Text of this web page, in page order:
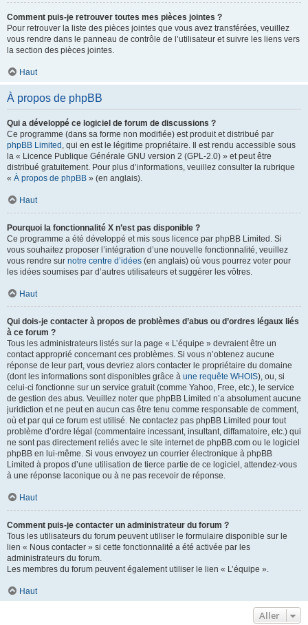
Comment puis-je retrouver toutes mes pièces jointes ?
Pour retrouver la liste des pièces jointes que vous avez transférées, veuillez
vous rendre dans le panneau de contrôle de l’utilisateur et suivre les liens vers
la section des pièces jointes.
Haut
À propos de phpBB
Qui a développé ce logiciel de forum de discussions ?
Ce programme (dans sa forme non modifiée) est produit et distribué par
phpBB Limited , qui en est le légitime propriétaire. Il est rendu accessible sous
la « Licence Publique Générale GNU version 2 (GPL-2.0) » et peut être
distribué gratuitement. Pour plus d’informations, veuillez consulter la rubrique
« À propos de phpBB » (en anglais).
Haut
Pourquoi la fonctionnalité X n’est pas disponible ?
Ce programme a été développé et mis sous licence par phpBB Limited. Si
vous souhaitez proposer l’intégration d’une nouvelle fonctionnalité, veuillez
vous rendre sur notre centre d’idées (en anglais) où vous pourrez voter pour
les idées soumises par d’autres utilisateurs et suggérer les vôtres.
Haut
Qui dois-je contacter à propos de problèmes d’abus ou d’ordres légaux liés
à ce forum ?
Tous les administrateurs listés sur la page « L’équipe » devraient être un
contact approprié concernant ces problèmes. Si vous n’obtenez aucune
réponse de leur part, vous devriez alors contacter le propriétaire du domaine
(dont les informations sont disponibles grâce à une requête WHOIS), ou, si
celui-ci fonctionne sur un service gratuit (comme Yahoo, Free, etc.), le service
de gestion des abus. Veuillez noter que phpBB Limited n’a absolument aucune
juridiction et ne peut en aucun cas être tenu comme responsable de comment,
où et par qui ce forum est utilisé. Ne contactez pas phpBB Limited pour tout
problème d’ordre légal (commentaire incessant, insultant, diffamatoire, etc.) qui
ne sont pas directement reliés avec le site internet de phpBB.com ou le logiciel
phpBB en lui-même. Si vous envoyez un courrier électronique à phpBB
Limited à propos d’une utilisation de tierce partie de ce logiciel, attendez-vous
à une réponse laconique ou à ne pas recevoir de réponse.
Haut
Comment puis-je contacter un administrateur du forum ?
Tous les utilisateurs du forum peuvent utiliser le formulaire disponible sur le
lien « Nous contacter » si cette fonctionnalité a été activée par les
administrateurs du forum.
Les membres du forum peuvent également utiliser le lien « L’équipe ».
Haut
Aller